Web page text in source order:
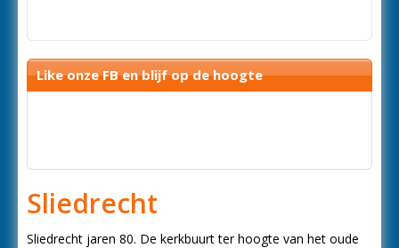
Like onze FB en blijf op de hoogte
Sliedrecht
Sliedrecht jaren 80. De kerkbuurt ter hoogte van het oude